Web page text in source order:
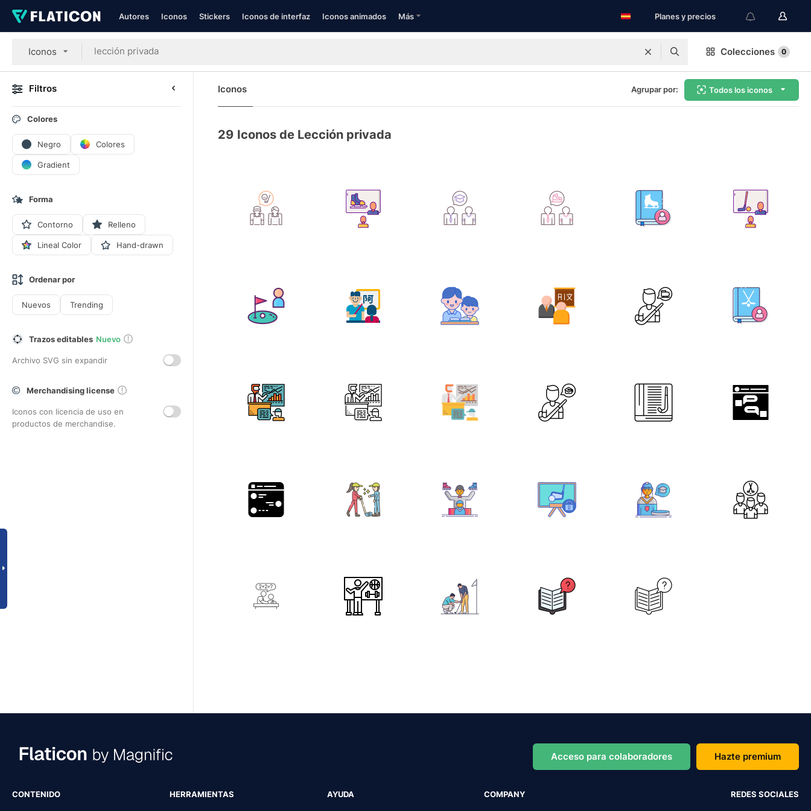
Autores Iconos Stickers Iconos de interfaz Iconos animados Más Planes y precios
Iconos Colecciones 0
Filtros
Colores
Negro Colores
Gradient
Forma
Contorno Relleno
Lineal Color Hand-drawn
Ordenar por
Nuevos Trending
Trazos editables Nuevo
Archivo SVG sin expandir
Merchandising license
Iconos con licencia de uso en
productos de merchandise.
Iconos Agrupar por: Todos los iconos
29 Iconos de Lección privada
Acceso para colaboradores Hazte premium
CONTENIDO HERRAMIENTAS AYUDA COMPANY REDES SOCIALES